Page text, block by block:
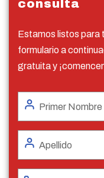
consulta
Estamos listos para
formulario a
gratuita y